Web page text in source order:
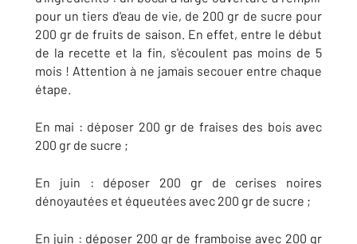
pour un tiers d'eau de vie, de 200 gr de sucre pour
200 gr de fruits de saison. En effet, entre le début
de la recette et la fin, s'écoulent pas moins de 5
mois ! Attention à ne jamais secouer entre chaque
étape.
En mai : déposer 200 gr de fraises des bois avec
200 gr de sucre ;
En juin : déposer 200 gr de cerises noires
dénoyautées et équeutées avec 200 gr de sucre ;
En juin : déposer 200 gr de framboise avec 200 gr